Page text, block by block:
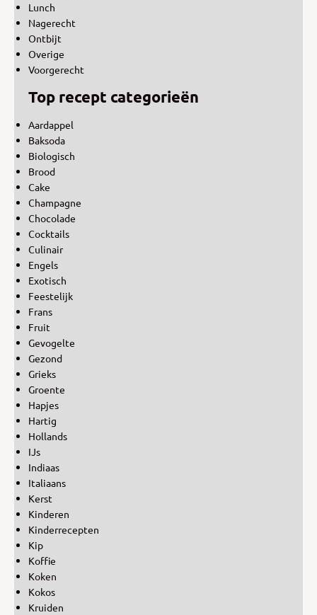
Lunch
Nagerecht
Ontbijt
Overige
Voorgerecht
Top recept categorieën
Aardappel
Baksoda
Biologisch
Brood
Cake
Champagne
Chocolade
Cocktails
Culinair
Engels
Exotisch
Feestelijk
Frans
Fruit
Gevogelte
Gezond
Grieks
Groente
Hapjes
Hartig
Hollands
IJs
Indiaas
Italiaans
Kerst
Kinderen
Kinderrecepten
Kip
Koffie
Koken
Kokos
Kruiden